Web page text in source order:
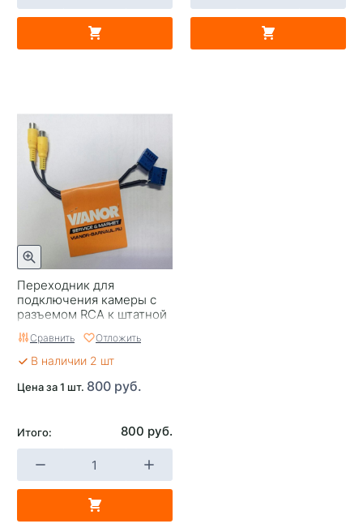
Переходник для
подключения камеры с
разъемом RCA к штатной
автомагнитоле
Volkswagen
Сравнить Отложить
В наличии 2 шт
Цена за 1 шт. 800 руб.
Итого: 800 руб.